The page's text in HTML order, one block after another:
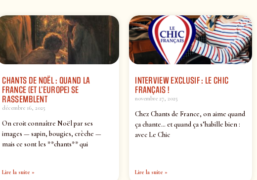
CHANTS DE NOËL : QUAND LA
FRANCE (ET L’EUROPE) SE
RASSEMBLENT
décembre 16, 2025
On croit connaître Noël par ses
images — sapin, bougies, crèche —
mais ce sont les **chants** qui
Lire la suite »
INTERVIEW EXCLUSIF : LE CHIC
FRANÇAIS !
novembre 27, 2025
Chez Chants de France, on aime quand
ça chante… et quand ça s’habille bien :
avec Le Chic
Lire la suite »